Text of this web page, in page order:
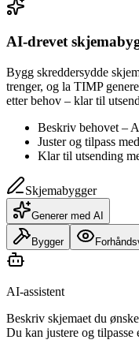
AI-drevet
Bygg skreddersydde
trenger, og la TIMP
etter behov – klar til
Beskriv behovet –
Juster og tilpass
Klar til utsending
Skjemabygger
Generer med AI
Bygger
AI-assistent
Beskriv skjemaet du
Du kan justere og tilpasse